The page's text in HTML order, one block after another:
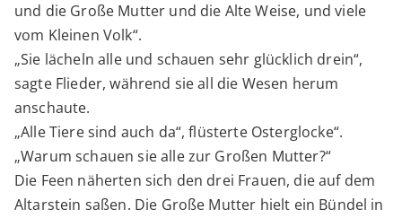
und die Große Mutter und die Alte Weise, und viele
vom Kleinen Volk“.
„Sie lächeln alle und schauen sehr glücklich drein“,
sagte Flieder, während sie all die Wesen herum
anschaute.
„Alle Tiere sind auch da“, flüsterte Osterglocke“.
„Warum schauen sie alle zur Großen Mutter?“
Die Feen näherten sich den drei Frauen, die auf dem
Altarstein saßen. Die Große Mutter hielt ein Bündel in